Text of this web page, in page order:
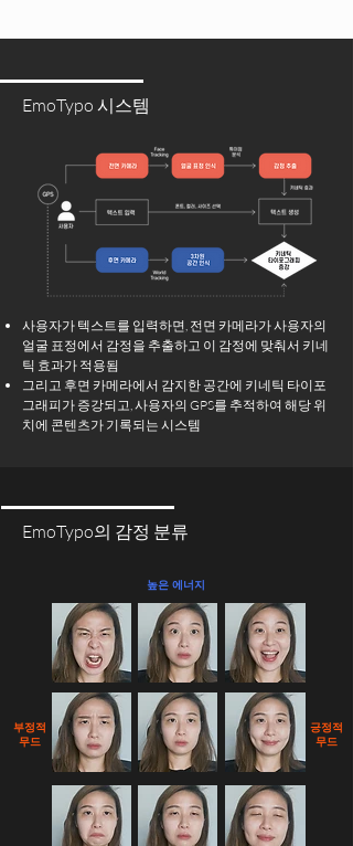
EmoTypo 시스템
사용자가 텍스트를 입력하면, 전면 카메라가 사용자의
얼굴 표정에서 감정을 추출하고 이 감정에 맞춰서 키네
틱 효과가 적용됨
그리고 후면 카메라에서 감지한 공간에 키네틱 타이포
그래피가 증강되고, 사용자의 GPS를 추적하여 해당 위
치에 콘텐츠가 기록되는 시스템
EmoTypo의 감정 분류
​높은 에너지
부정적
무드
긍정적
무드